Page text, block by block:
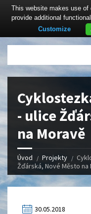
Click here to revoke the
- ulice
na Moravě
Úvod Projekty
Žďárská, Nové Město na
30.05.2018
This website makes use of
provide additional
Customize